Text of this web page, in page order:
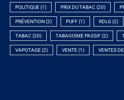
POLITIQUE(1) PRIX DU TABAC (20)
PRÉVENTION (2) PUFF(1) RDLG (2)
TABAC (20) TABAGISME PASSIF(2)
VAPOTAGE(2) VENTE(1) VENTES